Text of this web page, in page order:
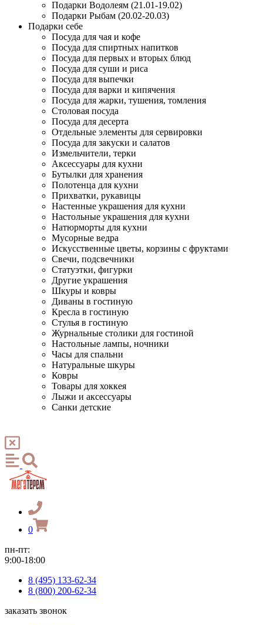
Подарки Водолеям (21.01-19.02)
Подарки Рыбам (20.02-20.03)
Подарки себе
Посуда для чая и кофе
Посуда для спиртных напитков
Посуда для первых и вторых блюд
Посуда для суши и риса
Посуда для выпечки
Посуда для варки и кипячения
Посуда для жарки, тушения, томления
Столовая посуда
Посуда для десерта
Отдельные элементы для сервировки
Посуда для закуски и салатов
Измельчители, терки
Аксессуары для кухни
Бутылки для хранения
Полотенца для кухни
Прихватки, рукавицы
Настенные украшения для кухни
Настольные украшения для кухни
Натюрморты для кухни
Мусорные ведра
Искусственные цветы, корзины с фруктами
Свечи, подсвечники
Статуэтки, фигурки
Другие украшения
Шкуры и ковры
Диваны в гостиную
Кресла в гостиную
Стулья в гостиную
Журнальные столики для гостиной
Настольные лампы, ночники
Часы для спальни
Натуральные шкуры
Ковры
Товары для хоккея
Лыжи и аксессуары
Санки детские
0
пн-пт:
9:00-18:00
8 (495) 133-62-34
8 (800) 200-62-34
заказать звонок